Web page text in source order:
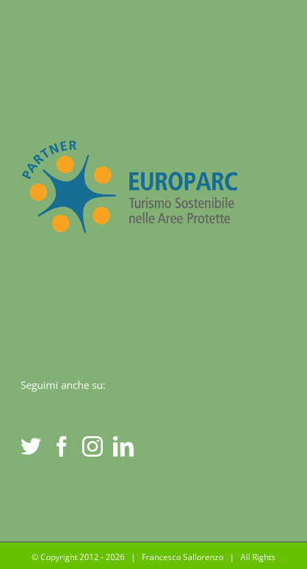
Seguimi anche su:
© Copyright 2012 -2026 | Francesco Sallorenzo | All Rights